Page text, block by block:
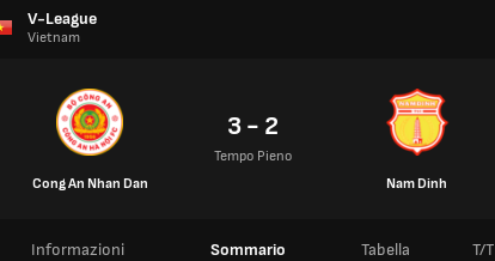
V-League
Vietnam
Cong An Nhan Dan
3 - 2
Tempo Pieno
Nam Dinh
Informazioni Sommario Tabella T/T